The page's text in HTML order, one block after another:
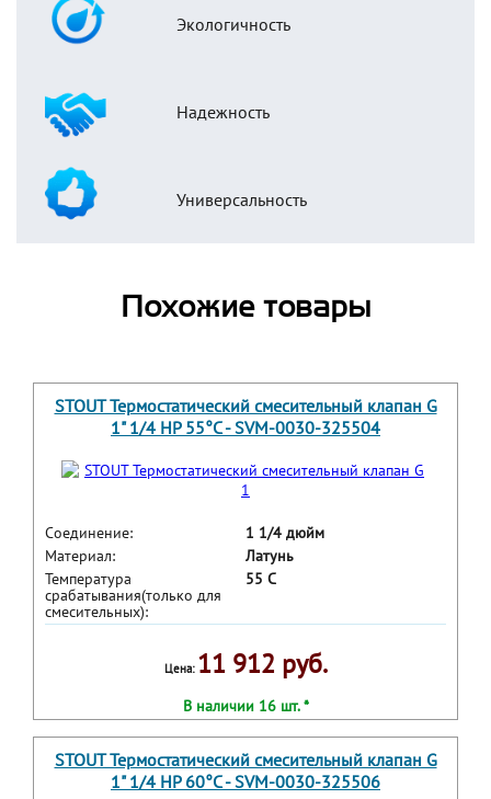
Экологичность
Надежность
Универсальность
Похожие товары
STOUT Термостатический смесительный клапан G
1" 1/4 НР 55°С - SVM-0030-325504
Соединение:
1 1/4 дюйм
Материал:
Латунь
Температура
срабатывания(только для
смесительных):
55 С
Цена: 11 912 руб.
В наличии 16 шт. *
STOUT Термостатический смесительный клапан G
1" 1/4 НР 60°С - SVM-0030-325506